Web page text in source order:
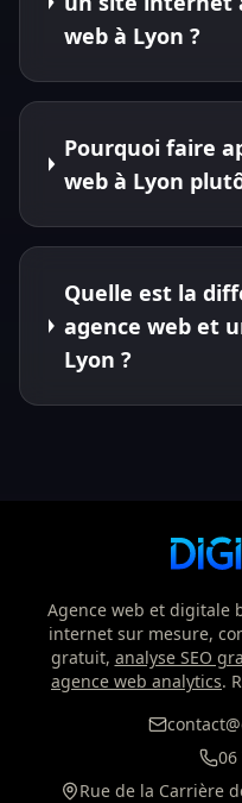
web à Lyon ?
Pourquoi faire
web à Lyon
Quelle est la
agence web et
Lyon ?
Agence web et digitale
internet sur mesure,
gratuit, analyse SEO
agence web analytics.
06
Rue de la Carrière